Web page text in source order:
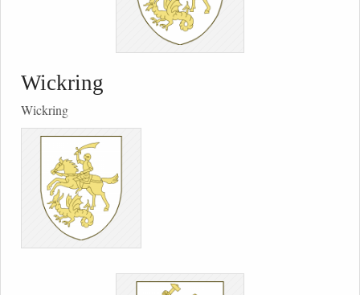
Wickring
Wickring